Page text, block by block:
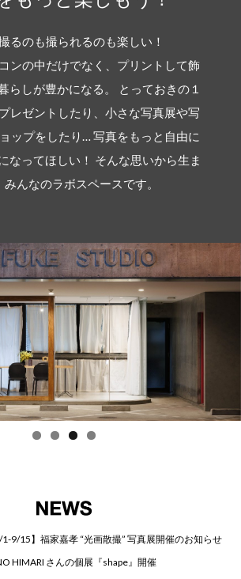
るのも撮られるのも楽しい！
ンの中だけでなく、プリントして飾
らしが豊かになる。
とっておきの１
レゼントしたり、小さな写真展や写
ップをしたり… 写真をもっと自由に
なってほしい！ そんな思いから生ま
みんなのラボスペースです。
1-9/15】福家嘉孝 “光画散撮” 写真展開催のお知らせ
HIMARI さんの個展『shape』開催